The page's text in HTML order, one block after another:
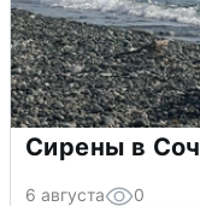
Сирены в
6 августа 0